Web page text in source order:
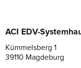
ACI EDV-
Kümmelsberg 1
39110 Magdeburg